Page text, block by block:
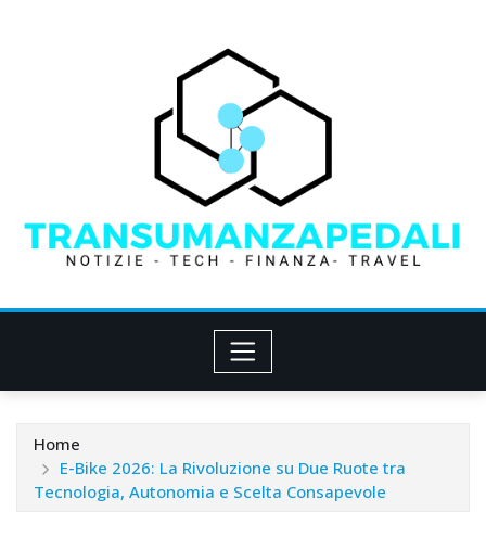
Home
E-Bike 2026: La Rivoluzione su Due Ruote tra
Tecnologia, Autonomia e Scelta Consapevole